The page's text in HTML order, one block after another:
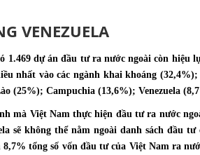
VENEZUELA
1.469 dự án đầu tư ra nước ngoài còn
nhất vào các ngành khai khoáng
(25%); Campuchia (13,6%); Venezuela
mà Việt Nam thực hiện đầu tư ra nước
sẽ không thể nằm ngoài danh sách đầu
8,7% tổng số vốn đầu tư của Việt Nam ra